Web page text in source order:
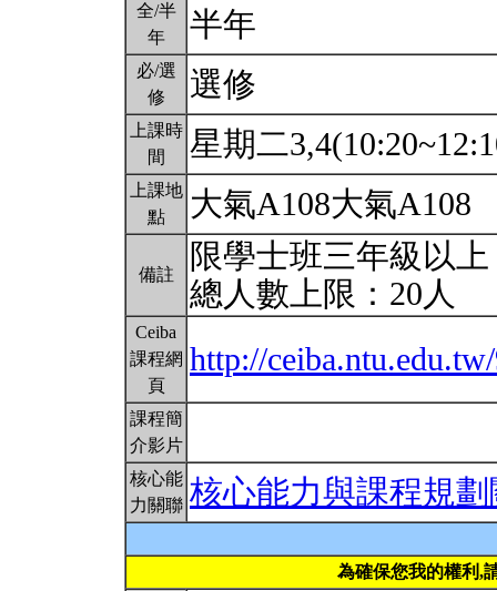
全/半
年
半年
必/選
修
選修
上課時
間
星期二
上課地
點
大氣A108大氣A108
備註
限學士班三年級以上
總人數上限：20人
Ceiba
課程網
頁
http://
課程簡
介影片
核心能
力關聯 核心能力與課程規
為確保您我的權利,